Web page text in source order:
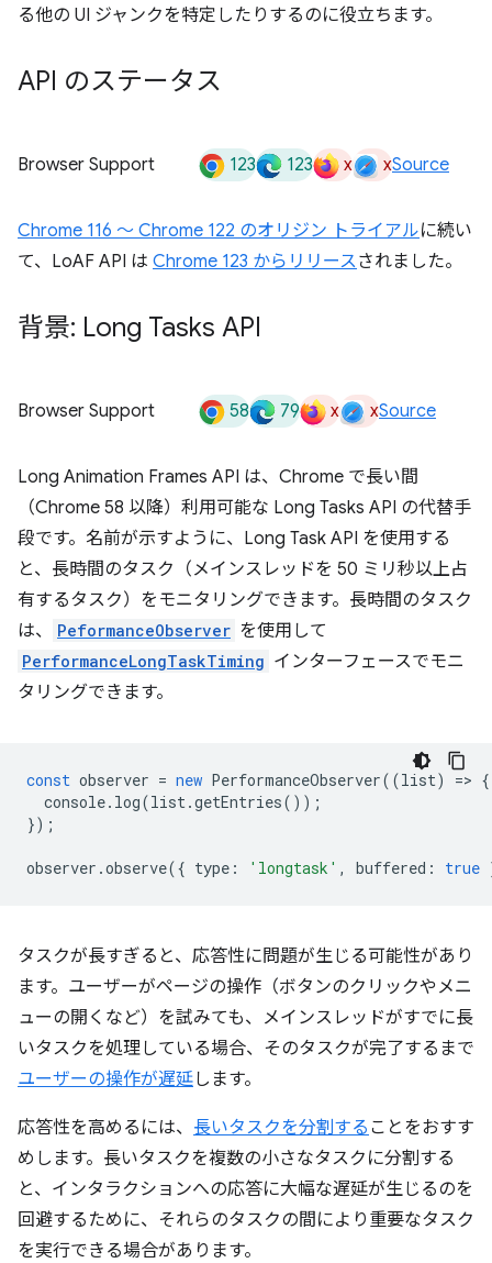
る他の UI ジャンクを特定したりするのに役立ちます。
API のステータス
Browser Support 123 123 x xSource
Chrome 116 ～ Chrome 122 のオリジン トライアルに続い
て、LoAF API は Chrome 123 からリリースされました。
背景: Long Tasks API
Browser Support 58 79 x xSource
Long Animation Frames API は、Chrome で長い間
（Chrome 58 以降）利用可能な Long Tasks API の代替手
段です。名前が示すように、Long Task API を使用する
と、長時間のタスク（メインスレッドを 50 ミリ秒以上占
有するタスク）をモニタリングできます。長時間のタスク
は、
PeformanceObserver を使用して
PerformanceLongTaskTiming インターフェースでモニ
タリングできます。
const observer = new PerformanceObserver((list) => {
console. log(list.getEntries());
});
observer .observe({ type : 'longtask' , buffered : true
タスクが長すぎると、応答性に問題が生じる可能性があり
ます。ユーザーがページの操作（ボタンのクリックやメニ
ューの開くなど）を試みても、メインスレッドがすでに長
いタスクを処理している場合、そのタスクが完了するまで
ユーザーの操作が遅延します。
応答性を高めるには、 長いタスクを分割する ことをおすす
めします。長いタスクを複数の小さなタスクに分割する
と、インタラクションへの応答に大幅な遅延が生じるのを
回避するために、それらのタスクの間により重要なタスク
を実行できる場合があります。